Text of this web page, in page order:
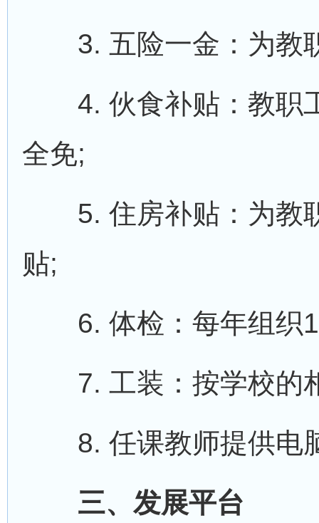
3. 五险一金：为教职
4. 伙食补贴：教职
全免;
5. 住房补贴：为教
贴;
6. 体检：每年组织1
7. 工装：按学校的
8. 任课教师提供电
三、发展平台